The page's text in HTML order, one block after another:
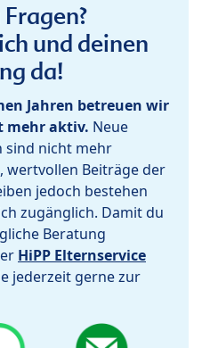
und deinen
da!
Jahren betreuen wir
mehr aktiv. Neue
sind nicht mehr
wertvollen Beiträge der
jedoch bestehen
zugänglich. Damit du
Beratung
HiPP Elternservice
jederzeit gerne zur